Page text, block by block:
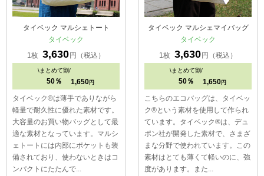
タイベック マルシェトート
タイベック
1枚 3,630 円（税込）
\まとめて割/
50％ 1,650 円
タイベック®は薄手でありながら
軽量で耐久性に優れた素材です。
大容量のお買い物バッグとして最
適な素材となっています。マルシ
ェトートには内部にポケットも装
備されており、使わないときはコ
ンパクトにたたんで...
タイベック マルシェマイバッグ
タイベック
1枚 3,630 円（税込）
\まとめて割/
50％ 1,650 円
こちらのエコバッグは、タイベッ
ク®という素材を使用して作られ
ています。タイベック®は、デュ
ポン社が開発した素材で、さまざ
まな分野で使われています。この
素材はとても薄くて軽いのに、強
度があります。また...